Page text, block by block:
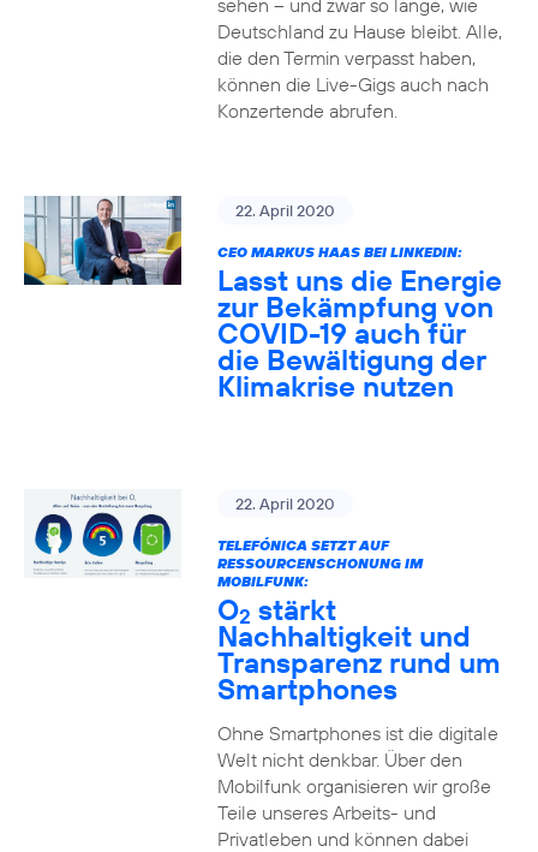
sehen – und zwar so lange, wie
Deutschland zu Hause bleibt. Alle,
die den Termin verpasst haben,
können die Live-Gigs auch nach
Konzertende abrufen.
22. April 2020
CEO MARKUS HAAS BEI LINKEDIN:
Lasst uns die Energie
zur Bekämpfung von
COVID-19 auch für
die Bewältigung der
Klimakrise nutzen
22. April 2020
TELEFÓNICA SETZT AUF
RESSOURCENSCHONUNG IM
MOBILFUNK:
O2 stärkt
Nachhaltigkeit und
Transparenz rund um
Smartphones
Ohne Smartphones ist die digitale
Welt nicht denkbar. Über den
Mobilfunk organisieren wir große
Teile unseres Arbeits- und
Privatleben und können dabei